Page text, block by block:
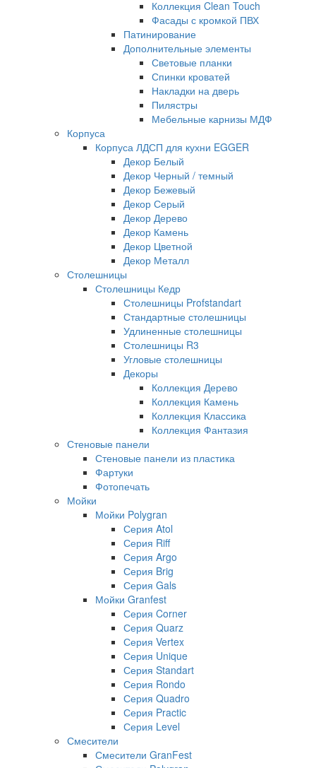
Коллекция Clean Touch
Фасады с кромкой ПВХ
Патинирование
Дополнительные элементы
Световые планки
Спинки кроватей
Накладки на дверь
Пилястры
Мебельные карнизы МДФ
Корпуса
Корпуса ЛДСП для кухни EGGER
Декор Белый
Декор Черный / темный
Декор Бежевый
Декор Серый
Декор Дерево
Декор Камень
Декор Цветной
Декор Металл
Столешницы
Столешницы Кедр
Столешницы Profstandart
Стандартные столешницы
Удлиненные столешницы
Столешницы R3
Угловые столешницы
Декоры
Коллекция Дерево
Коллекция Камень
Коллекция Классика
Коллекция Фантазия
Стеновые панели
Стеновые панели из пластика
Фартуки
Фотопечать
Мойки
Мойки Polygran
Серия Atol
Серия Riff
Серия Argo
Серия Brig
Серия Gals
Мойки Granfest
Серия Corner
Серия Quarz
Серия Vertex
Серия Unique
Серия Standart
Серия Rondo
Серия Quadro
Серия Practic
Серия Level
Смесители
Смесители GranFest